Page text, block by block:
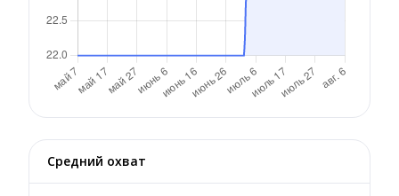
Средний охват